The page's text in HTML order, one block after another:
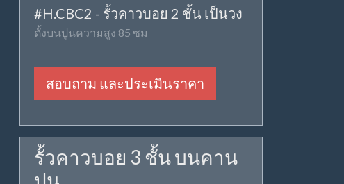
#H.CBC2 - รั้วคาวบอย 2 ชั้น เป็นวง
ตั้งบนปูนความสูง 85 ซม
สอบถาม และประเมินราคา
รั้วคาวบอย 3 ชั้น บนคาน